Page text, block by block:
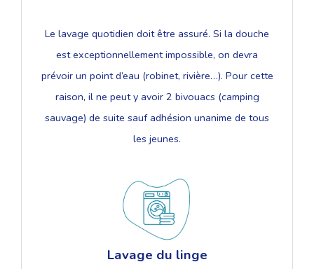
Le lavage quotidien doit être assuré. Si la douche
est exceptionnellement impossible, on devra
prévoir un point d’eau (robinet, rivière…). Pour cette
raison, il ne peut y avoir 2 bivouacs (camping
sauvage) de suite sauf adhésion unanime de tous
les jeunes.
Lavage du linge